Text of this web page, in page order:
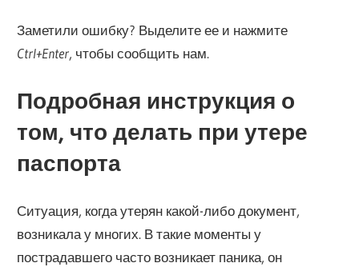
Заметили ошибку? Выделите ее и нажмите
Ctrl+Enter, чтобы сообщить нам.
Подробная инструкция о
том, что делать при утере
паспорта
Ситуация, когда утерян какой-либо документ,
возникала у многих. В такие моменты у
пострадавшего часто возникает паника, он